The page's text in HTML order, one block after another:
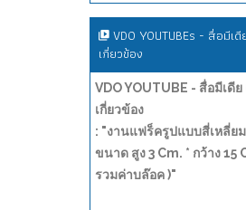
VDO YOUTUBEs - สื่อมีเ
เกี่ยวข้อง
VDO YOUTUBE - สื่อมีเดี
เกี่ยวข้อง
: "งานแฟร็ครูปแบบสี่เหลี่ย
ขนาด สูง 3 Cm. * กว้าง 15
รวมค่าบล๊อค )"